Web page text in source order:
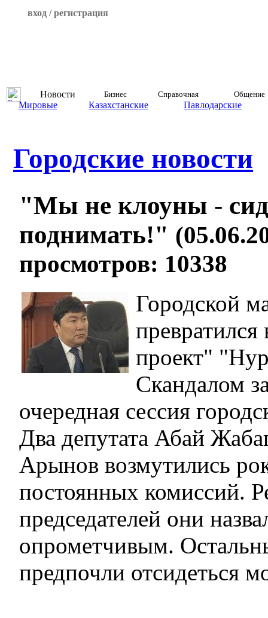
вход / регистрация
Новости Бизнес Справочная Общение
Мировые Казахстанские Павлодарские
Городские новости
"Мы не клоуны -
поднимать!"
просмотров: 10338
Городской
проект"
Скандалом
очередная сессия
Два депутата Абай
Арынов возмутились
постоянных комиссий.
председателей они
опрометчивым.
предпочли отсидеться